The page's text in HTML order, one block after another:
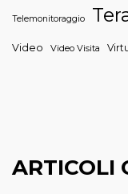
Telemonitoraggio
Video Video Visita
ARTICOLI